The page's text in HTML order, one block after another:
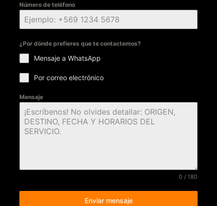
Número de teléfono
¿Por dónde prefieres que te contactemos?
Mensaje a WhatsApp
Por correo electrónico
Mensaje
0 / 180
Enviar mensaje